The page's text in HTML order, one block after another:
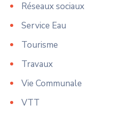
Réseaux sociaux
Service Eau
Tourisme
Travaux
Vie Communale
VTT